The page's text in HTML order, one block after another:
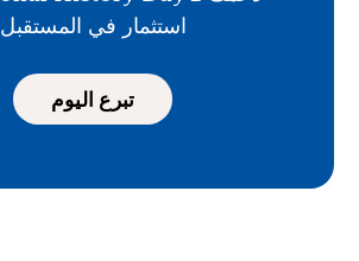
استثمار في المستقبل
تبرع اليوم